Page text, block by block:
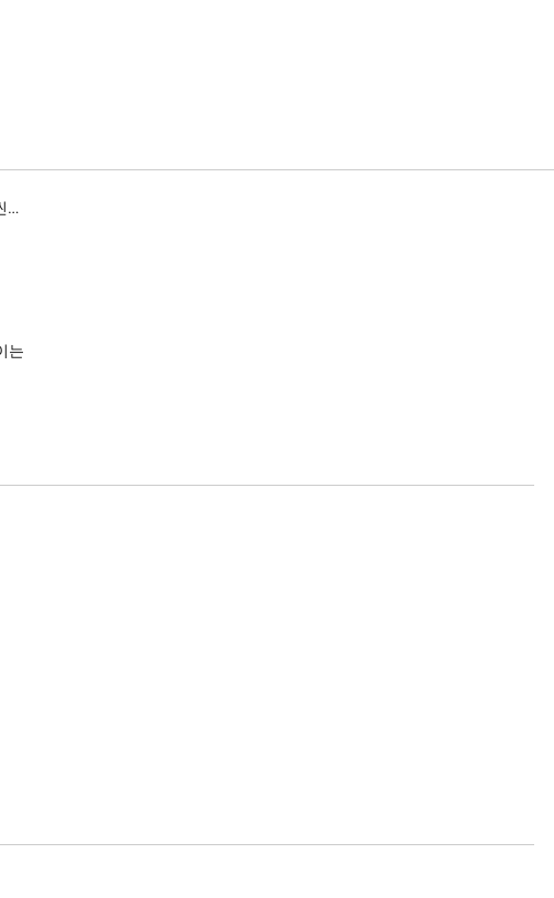
[EVENT] 부르즈 할리파, 실제로도 오를 수 있을까?!ㅣ건설의 씬🎬 Ep.1 : 미션 임파서블 4 & 스카이스크레이퍼 라이브
는